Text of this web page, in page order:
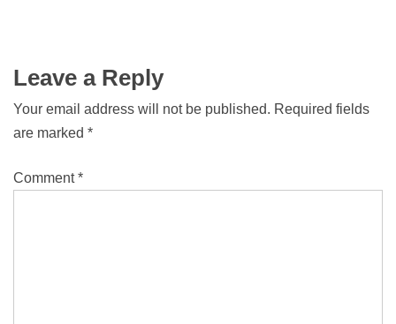
Leave a Reply
Your email address will not be published. Required fields
are marked *
Comment*